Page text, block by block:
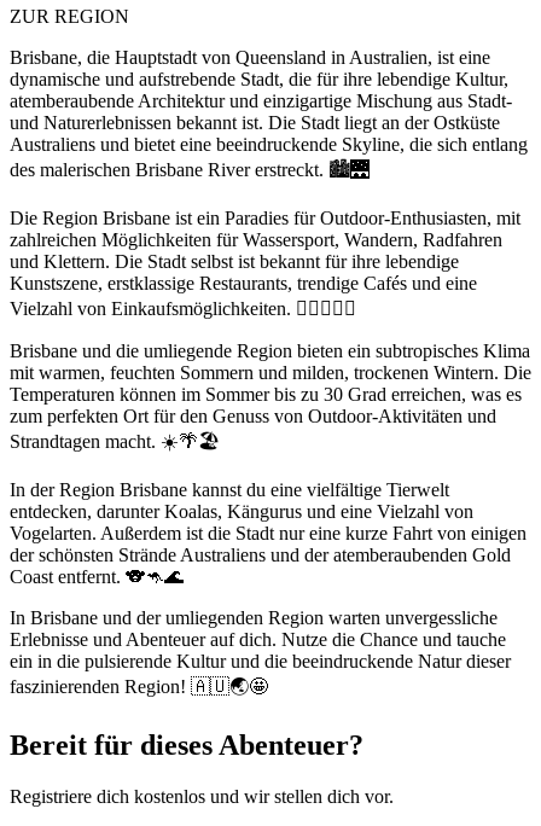
ZUR REGION
Brisbane, die Hauptstadt von Queensland in Australien, ist eine
dynamische und aufstrebende Stadt, die für ihre lebendige Kultur,
atemberaubende Architektur und einzigartige Mischung aus Stadt-
und Naturerlebnissen bekannt ist. Die Stadt liegt an der Ostküste
Australiens und bietet eine beeindruckende Skyline, die sich entlang
des malerischen Brisbane River erstreckt. 🏙️🌉
Die Region Brisbane ist ein Paradies für Outdoor-Enthusiasten, mit
zahlreichen Möglichkeiten für Wassersport, Wandern, Radfahren
und Klettern. Die Stadt selbst ist bekannt für ihre lebendige
Kunstszene, erstklassige Restaurants, trendige Cafés und eine
Vielzahl von Einkaufsmöglichkeiten. 🏄‍♀️🚴‍♂️🎨
Brisbane und die umliegende Region bieten ein subtropisches Klima
mit warmen, feuchten Sommern und milden, trockenen Wintern. Die
Temperaturen können im Sommer bis zu 30 Grad erreichen, was es
zum perfekten Ort für den Genuss von Outdoor-Aktivitäten und
Strandtagen macht. ☀️🌴🏖️
In der Region Brisbane kannst du eine vielfältige Tierwelt
entdecken, darunter Koalas, Kängurus und eine Vielzahl von
Vogelarten. Außerdem ist die Stadt nur eine kurze Fahrt von einigen
der schönsten Strände Australiens und der atemberaubenden Gold
Coast entfernt. 🐨🦘🌊
In Brisbane und der umliegenden Region warten unvergessliche
Erlebnisse und Abenteuer auf dich. Nutze die Chance und tauche
ein in die pulsierende Kultur und die beeindruckende Natur dieser
faszinierenden Region! 🇦🇺🌏🤩
Bereit für dieses Abenteuer?
Registriere dich kostenlos und wir stellen dich vor.